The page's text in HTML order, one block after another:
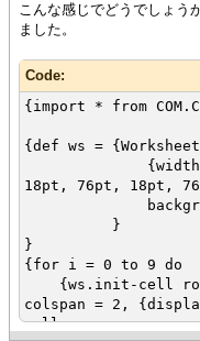
row = 0, row-
{display-cell
""
},
{display-cell
colspan = 2,
""
row = 1, col = 4,
{display-cell
rowspan = 2,
""
},
こんな感じでどうでしょう
ました。
Code:
{import * from
{def ws =
{widths
18pt, 76pt, 18pt,
background =
}
}
{for i = 0 to 9 do
{ws.init-cell
colspan = 2,
cell